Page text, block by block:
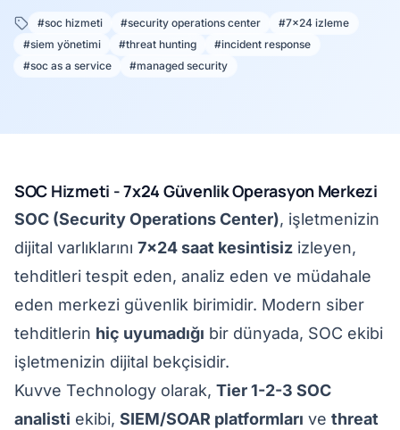
#soc hizmeti #security operations center
#7x24 izleme
#siem yönetimi
#threat hunting
#incident response
#soc as a service
#managed security
SOC Hizmeti - 7x24 Güvenlik Operasyon Merkezi
SOC (Security Operations Center), işletmenizin
dijital varlıklarını 7x24 saat kesintisiz izleyen,
tehditleri tespit eden, analiz eden ve müdahale
eden merkezi güvenlik birimidir. Modern siber
tehditlerin hiç uyumadığı bir dünyada, SOC ekibi
işletmenizin dijital bekçisidir.
Kuvve Technology olarak, Tier 1-2-3 SOC
analisti ekibi, SIEM/SOAR platformları ve threat